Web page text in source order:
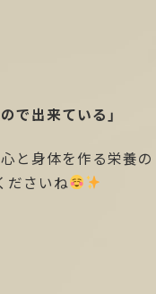
で出来ている」
と身体を作る栄養の
ださいね